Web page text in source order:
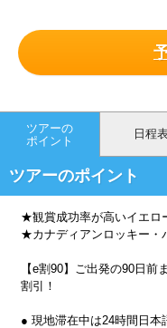
ツアーの
ポイント
日程
ツアーのポイント
★観賞成功率が高いイエロ
★カナディアンロッキー・
【e割90】ご出発の90日前
割引！
● 現地滞在中は24時間日本